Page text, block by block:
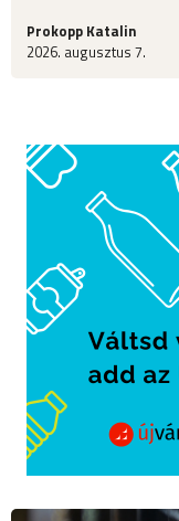
Prokopp Katalin
2026. augusztus 7.